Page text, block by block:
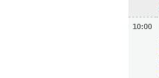
10:00